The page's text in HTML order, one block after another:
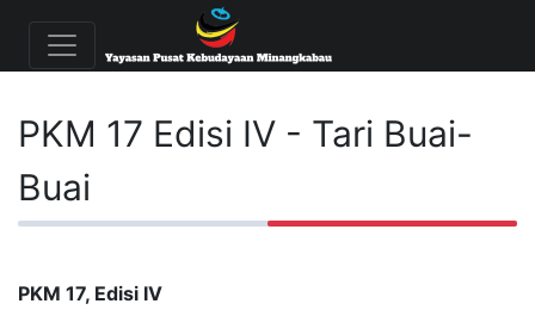
PKM 17 Edisi IV - Tari Buai-
Buai
PKM 17, Edisi IV